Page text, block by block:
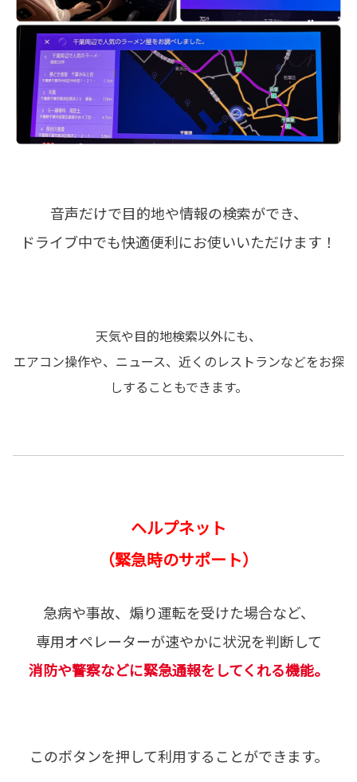
音声だけで目的地や情報の検索ができ、
ドライブ中でも快適便利にお使いいただけます！
天気や目的地検索以外にも、
エアコン操作や、ニュース、近くのレストランなどをお探
しすることもできます。
ヘルプネット
（緊急時のサポート）
急病や事故、煽り運転を受けた場合など、
専用オペレーターが速やかに状況を判断して
消防や警察などに緊急通報をしてくれる機能。
このボタンを押して利用することができます。